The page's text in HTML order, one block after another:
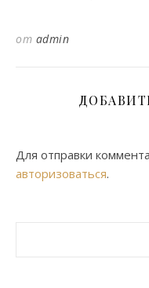
от admin
Для отправки
авторизоваться.